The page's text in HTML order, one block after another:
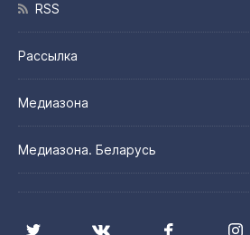
RSS
Рассылка
Медиазона
Медиазона. Беларусь